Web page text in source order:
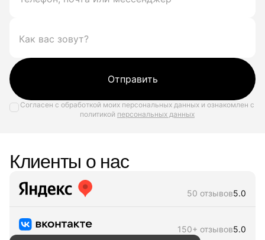
Отправить
Согласен с обработкой моих персональных данных и ознакомлен с
политикой персональных данных
Клиенты о нас
50 отзывов5.0
150+ отзывов5.0